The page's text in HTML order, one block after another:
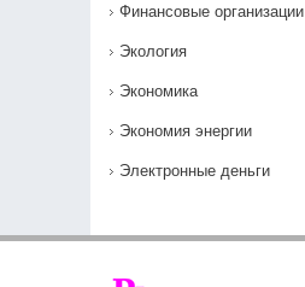
Финансовые организации
Экология
Экономика
Экономия энергии
Электронные деньги